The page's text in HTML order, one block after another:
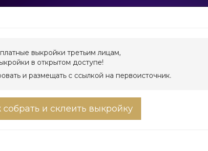
выкройки третьим лицам,
в открытом доступе!
и размещать с ссылкой на первоисточник.
и склеить выкройку